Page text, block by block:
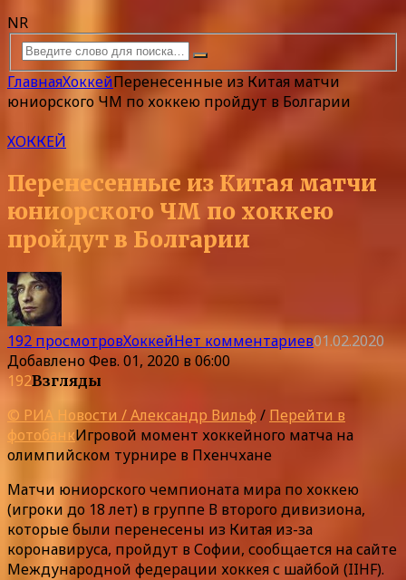
NR
ГлавнаяХоккейПеренесенные из Китая матчи
юниорского ЧМ по хоккею пройдут в Болгарии
ХОККЕЙ
Перенесенные из Китая матчи
юниорского ЧМ по хоккею
пройдут в Болгарии
192 просмотровХоккейНет комментариев01.02.2020
ДобавленоФев. 01, 2020 в 06:00
192Взгляды
© РИА Новости / Александр Вильф / Перейти в
фотобанкИгровой момент хоккейного матча на
олимпийском турнире в Пхенчхане
Матчи юниорского чемпионата мира по хоккею
(игроки до 18 лет) в группе В второго дивизиона,
которые были перенесены из Китая из-за
коронавируса, пройдут в Софии, сообщается на сайте
Международной федерации хоккея с шайбой (IIHF).